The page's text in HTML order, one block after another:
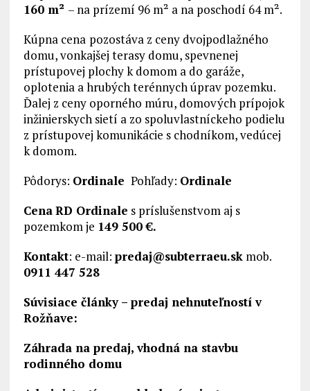
160 m² – na prízemí 96 m² a na poschodí 64 m².
Kúpna cena pozostáva z ceny dvojpodlažného
domu, vonkajšej terasy domu, spevnenej
prístupovej plochy k domom a do garáže,
oplotenia a hrubých terénnych úprav pozemku.
Ďalej z ceny oporného múru, domových prípojok
inžinierskych sietí a zo spoluvlastníckeho podielu
z prístupovej komunikácie s chodníkom, vedúcej
k domom.
Pôdorys: Ordinale Pohľady: Ordinale
CenaRD Ordinale s príslušenstvom aj s
pozemkom je 149 500 €.
Kontakt: e-mail: predaj@subterraeu.skmob.
0911 447 528
Súvisiace články – predaj nehnuteľností v
Rožňave:
Záhrada na predaj, vhodná na stavbu
rodinného domu